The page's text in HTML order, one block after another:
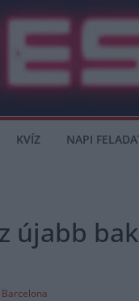
KVÍZ NAPI
újabb
Barcelona